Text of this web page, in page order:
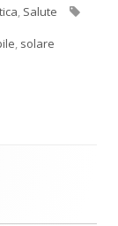
, Salute
, solare